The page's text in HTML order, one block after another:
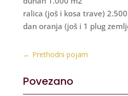
ralica (još i kosa trave)
dan oranja (još i 1 plug
← Prethodni pojam
Povezano